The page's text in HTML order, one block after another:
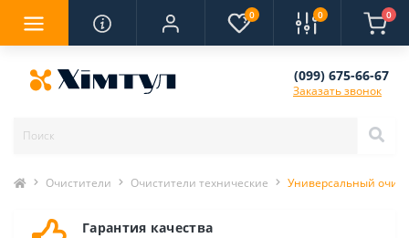
0 0 0
(099) 675-66-67
Заказать звонок
Очистители Очистители технические Универсальный
Гарантия качества